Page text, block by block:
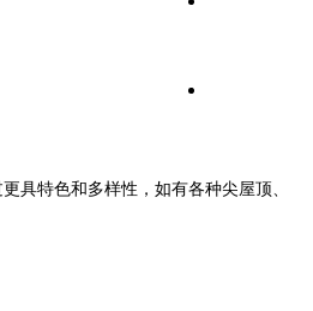
具特色和多样性，如有各种尖屋顶、